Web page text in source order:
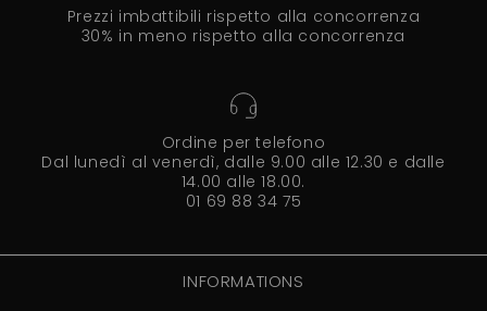
Prezzi imbattibili rispetto alla concorrenza
30% in meno rispetto alla concorrenza
Ordine per telefono
Dal lunedì al venerdì, dalle 9.00 alle 12.30 e dalle
14.00 alle 18.00.
01 69 88 34 75
INFORMATIONS